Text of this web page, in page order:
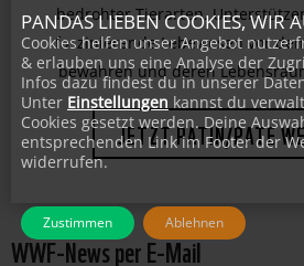
Leisten Sie einen wichtigen
bedrohter Tierarten.
faszinierende Lebewesen vor
bewahren und deren
JETZT PATIN/PATE
WWF-News per E-Mail
PANDAS LIEBEN COOKIES, WIR
Cookies helfen unser Angebot
& erlauben uns eine Analyse der
Infos dazu findest du in unserer
Unter Einstellungen kannst du
Cookies gesetzt werden. Deine
entsprechenden Link im Footer der
widerrufen.
Zustimmen Ablehnen